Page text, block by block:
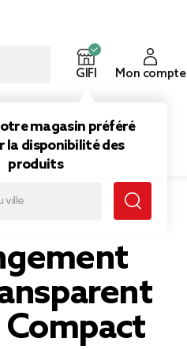
GIFI
magasin préféré
la disponibilité des
produits
Mon compte
Compact Clear XS